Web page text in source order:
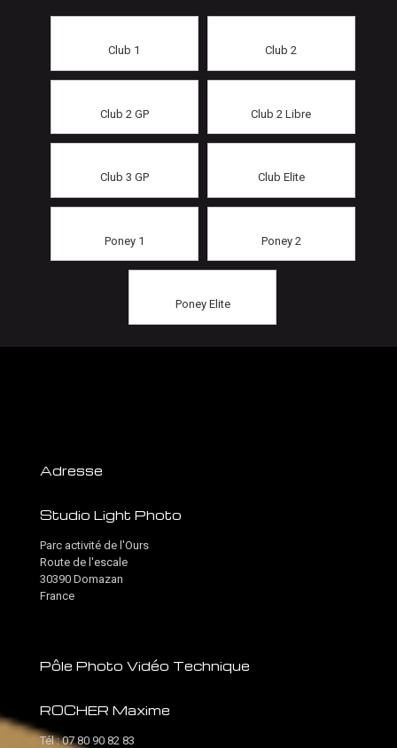
Club 1 Club 2
Club 2 GP Club 2 Libre
Club 3 GP Club Elite
Poney 1 Poney 2
Poney Elite
Adresse
Studio Light Photo
Parc activité de l'Ours
Route de l'escale
30390 Domazan
France
Pôle Photo Vidéo Technique
ROCHER Maxime
Tél :07 80 90 82 83